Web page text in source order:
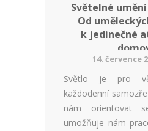
Světelné
Od
k jedinečné
14. července
Světlo je pro
každodenní
nám orientovat
umožňuje nám